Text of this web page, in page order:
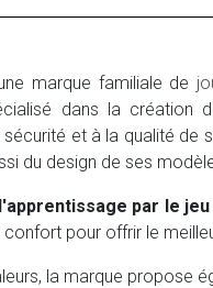
marque familiale de
dans la création
et à la qualité de
du design de ses
l'apprentissage par le jeu
confort pour offrir le
la marque propose